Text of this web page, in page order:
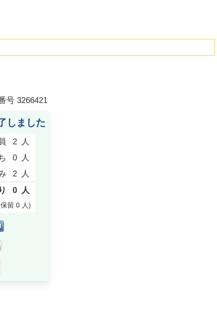
号 3266421
しました
2
人
0
人
2
人
0 人
保留0 人)